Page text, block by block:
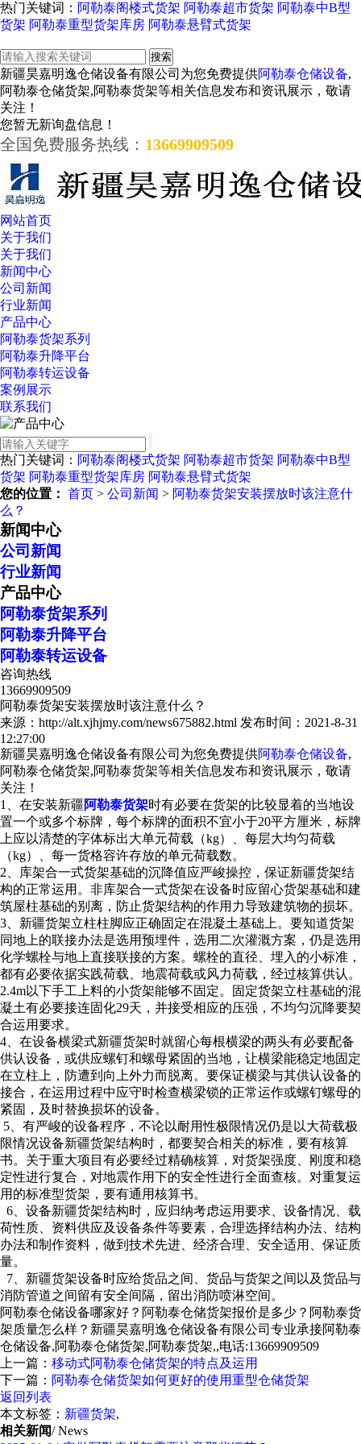
热门关键词： 阿勒泰阁楼式货架 阿勒泰超市货架 阿勒泰中B型
货架 阿勒泰重型货架库房 阿勒泰悬臂式货架
新疆昊嘉明逸仓储设备有限公司为您免费提供阿勒泰仓储设备,
阿勒泰仓储货架,阿勒泰货架等相关信息发布和资讯展示，敬请
关注！
您暂无新询盘信息！
全国免费服务热线： 13669909509
网站首页
关于我们
关于我们
新闻中心
公司新闻
行业新闻
产品中心
阿勒泰货架系列
阿勒泰升降平台
阿勒泰转运设备
案例展示
联系我们
热门关键词： 阿勒泰阁楼式货架 阿勒泰超市货架 阿勒泰中B型
货架 阿勒泰重型货架库房 阿勒泰悬臂式货架
您的位置： 首页 > 公司新闻 > 阿勒泰货架安装摆放时该注意什
么？
新闻中心
公司新闻
行业新闻
产品中心
阿勒泰货架系列
阿勒泰升降平台
阿勒泰转运设备
咨询热线
13669909509
阿勒泰货架安装摆放时该注意什么？
来源：http://alt.xjhjmy.com/news675882.html 发布时间：2021-8-31
12:27:00
新疆昊嘉明逸仓储设备有限公司为您免费提供阿勒泰仓储设备,
阿勒泰仓储货架,阿勒泰货架等相关信息发布和资讯展示，敬请
关注！
1、在安装新疆阿勒泰货架时有必要在货架的比较显着的当地设
置一个或多个标牌，每个标牌的面积不宜小于20平方厘米，标牌
上应以清楚的字体标出大单元荷载（kg）、每层大均匀荷载
（kg）、每一货格容许存放的单元荷载数。
2、库架合一式货架基础的沉降值应严峻操控，保证新疆货架结
构的正常运用。非库架合一式货架在设备时应留心货架基础和建
筑屋柱基础的别离，防止货架结构的作用力导致建筑物的损坏。
3、新疆货架立柱柱脚应正确固定在混凝土基础上。要知道货架
同地上的联接办法是选用预埋件，选用二次灌溉方案，仍是选用
化学螺栓与地上直接联接的方案。螺栓的直径、埋入的小标准，
都有必要依据实践荷载、地震荷载或风力荷载，经过核算供认。
2.4m以下手工上料的小货架能够不固定。固定货架立柱基础的混
凝土有必要接连固化29天，并接受相应的压强，不均匀沉降要契
合运用要求。
4、在设备横梁式新疆货架时就留心每根横梁的两头有必要配备
供认设备，或供应螺钉和螺母紧固的当地，让横梁能稳定地固定
在立柱上，防遭到向上外力而脱离。要保证横梁与其供认设备的
接合，在运用过程中应守时检查横梁锁的正常运作或螺钉螺母的
紧固，及时替换损坏的设备。
5、有严峻的设备程序，不论以耐用性极限情况仍是以大荷载极
限情况设备新疆货架结构时，都要契合相关的标准，要有核算
书。关于重大项目有必要经过精确核算，对货架强度、刚度和稳
定性进行复合，对地震作用下的安全性进行全面查核。对重复运
用的标准型货架，要有通用核算书。
6、设备新疆货架结构时，应归纳考虑运用要求、设备情况、载
荷性质、资料供应及设备条件等要素，合理选择结构办法、结构
办法和制作资料，做到技术先进、经济合理、安全适用、保证质
量。
7、新疆货架设备时应给货品之间、货品与货架之间以及货品与
消防管道之间留有安全间隔，留出消防喷淋空间。
阿勒泰仓储设备哪家好？阿勒泰仓储货架报价是多少？阿勒泰货
架质量怎么样？新疆昊嘉明逸仓储设备有限公司专业承接阿勒泰
仓储设备,阿勒泰仓储货架,阿勒泰货架,,电话:13669909509
上一篇： 移动式阿勒泰仓储货架的特点及运用
下一篇： 阿勒泰仓储货架如何更好的使用重型仓储货架
返回列表
本文标签： 新疆货架,
相关新闻/ News